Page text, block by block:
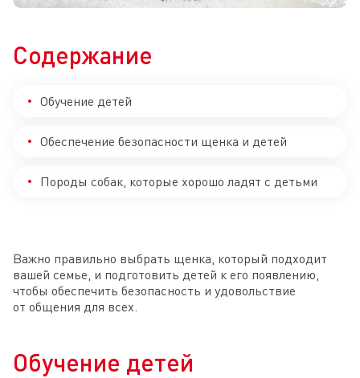
Содержание
Обучение детей
Обеспечение безопасности щенка и детей
Породы собак, которые хорошо ладят с детьми
Важно правильно выбрать щенка, который подходит
вашей семье, и подготовить детей к его появлению,
чтобы обеспечить безопасность и удовольствие
от общения для всех.
Обучение детей